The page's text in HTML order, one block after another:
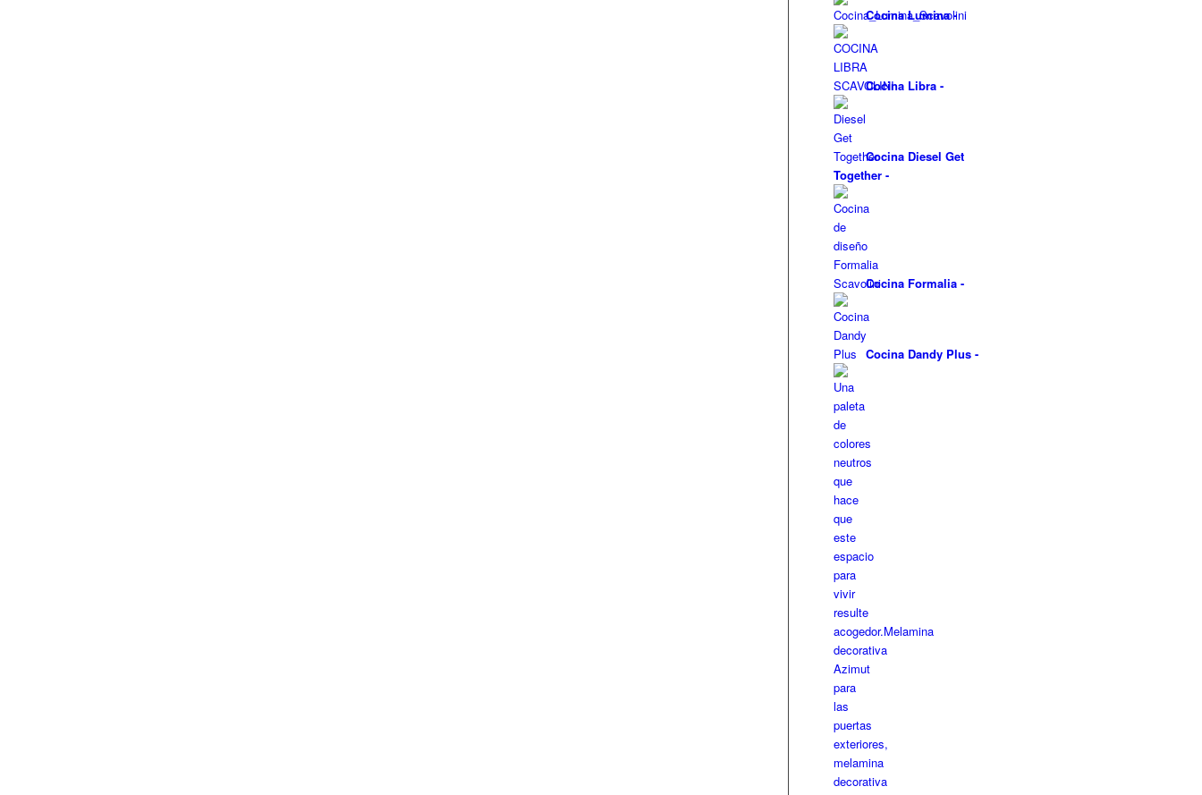
Cocina Lumina-
Cocina Libra -
Cocina Diesel Get
Together -
Cocina Formalia -
Cocina Dandy Plus -